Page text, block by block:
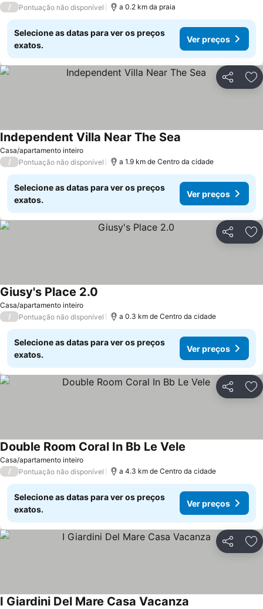
/ Pontuação não disponível a 0.2 km da praia
Selecione as datas para ver os preços
exatos.
Ver preços
Partilhar
Casa/apartamento inteiro
Independent Villa Near The Sea
/ Pontuação não disponível a 1.9 km de Centro da cidade
Selecione as datas para ver os preços
exatos.
Ver preços
Partilhar
Casa/apartamento inteiro
Giusy's Place 2.0
/ Pontuação não disponível a 0.3 km de Centro da cidade
Selecione as datas para ver os preços
exatos.
Ver preços
Partilhar
Casa/apartamento inteiro
Double Room Coral In Bb Le Vele
/ Pontuação não disponível a 4.3 km de Centro da cidade
Selecione as datas para ver os preços
exatos.
Ver preços
Partilhar
I Giardini Del Mare Casa Vacanza